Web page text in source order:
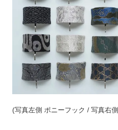
(写真左側 ポニーフック / 写真右